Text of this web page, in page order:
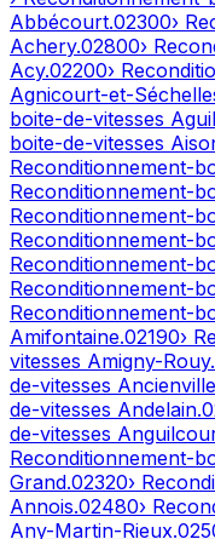
Abbécourt.02300›
Achery.02800›
Acy.02200›
Agnicourt-et-
boite-de-vitesses
boite-de-vitesses
Reconditionnement-
Reconditionnement-
Reconditionnement-
Reconditionnement-
Reconditionnement-
Reconditionnement-
Reconditionnement-
Amifontaine.02190›
vitesses Amigny-Rouy.
de-vitesses Ancienville
de-vitesses Andelain.
de-vitesses
Reconditionnement-
Grand.02320›
Annois.02480›
Any-Martin-Rieux.